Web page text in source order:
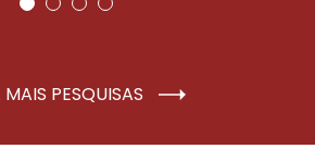
PESQUISAS